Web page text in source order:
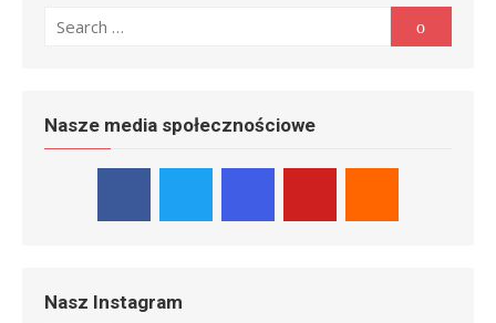
for:
Nasze media społecznościowe
Nasz Instagram